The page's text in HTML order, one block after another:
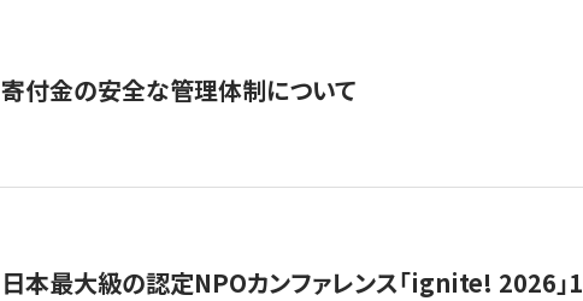
寄付金の安全な管理体制について
日本最大級の認定NPOカンファレンス「ignite! 2026